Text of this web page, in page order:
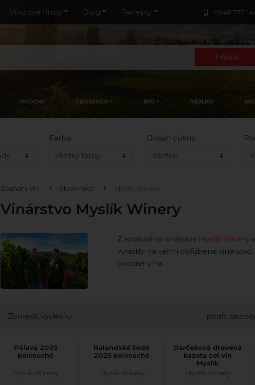
0948 777
Víno pre firmy Blog Recepty
Hľadať
OVOCNÉ PROSECCO BIO NEALKO
Farba Obsah cukru
Zoznam vín Slovensko Myslík Winery
Vinárstvo Myslík Winery
Z rodinného vinárstva Myslík Winery
vyrástlo na veľmi obľúbené
ovocné vína.
Zotriediť výsledky: podľa
Pálava 2025
polosuché
Myslík Winery
Rulandské šedé
2025 polosuché
Myslík Winery
Darčeková drevená
kazeta set vín
Myslík
Myslík Winery